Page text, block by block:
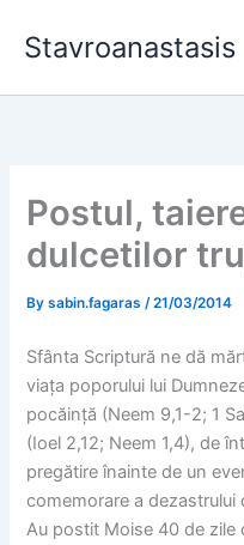
Stavroanastasis
Postul,
dulcetilor
Bysabin.fagaras/21/03/2014
Sfânta Scriptură ne dă
viața poporului lui
pocăință (Neem 9,1-2; 1
(Ioel 2,12; Neem 1,4), de
pregătire înainte de un
comemorare a dezastrului
Au postit Moise 40 de zile